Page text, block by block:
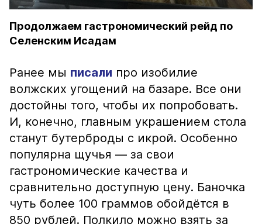
Продолжаем гастрономический рейд по
Селенским Исадам
Ранее мы писали про изобилие
волжских угощений на базаре. Все они
достойны того, чтобы их попробовать.
И, конечно, главным украшением стола
станут бутерброды с икрой. Особенно
популярна щучья — за свои
гастрономические качества и
сравнительно доступную цену. Баночка
чуть более 100 граммов обойдётся в
850 рублей. Полкило можно взять за